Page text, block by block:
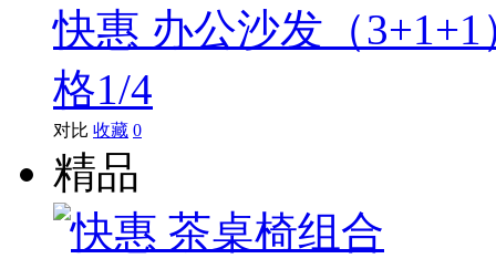
快惠 办公沙发（
格1/4
对比 收藏 0
精品